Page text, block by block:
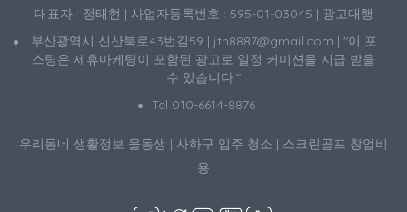
대표자 : 정태현 | 사업자등록번호 : 595-01-03045 | 광고대행
부산광역시 신산북로43번길59 | jth8887@gmail.com | "이 포
스팅은 제휴마케팅이 포함된 광고로 일정 커미션을 지급 받을
수 있습니다."
Tel 010-6614-8876
우리동네 생활정보 울동생 | 사하구 입주 청소 | 스크린골프 창업비
용